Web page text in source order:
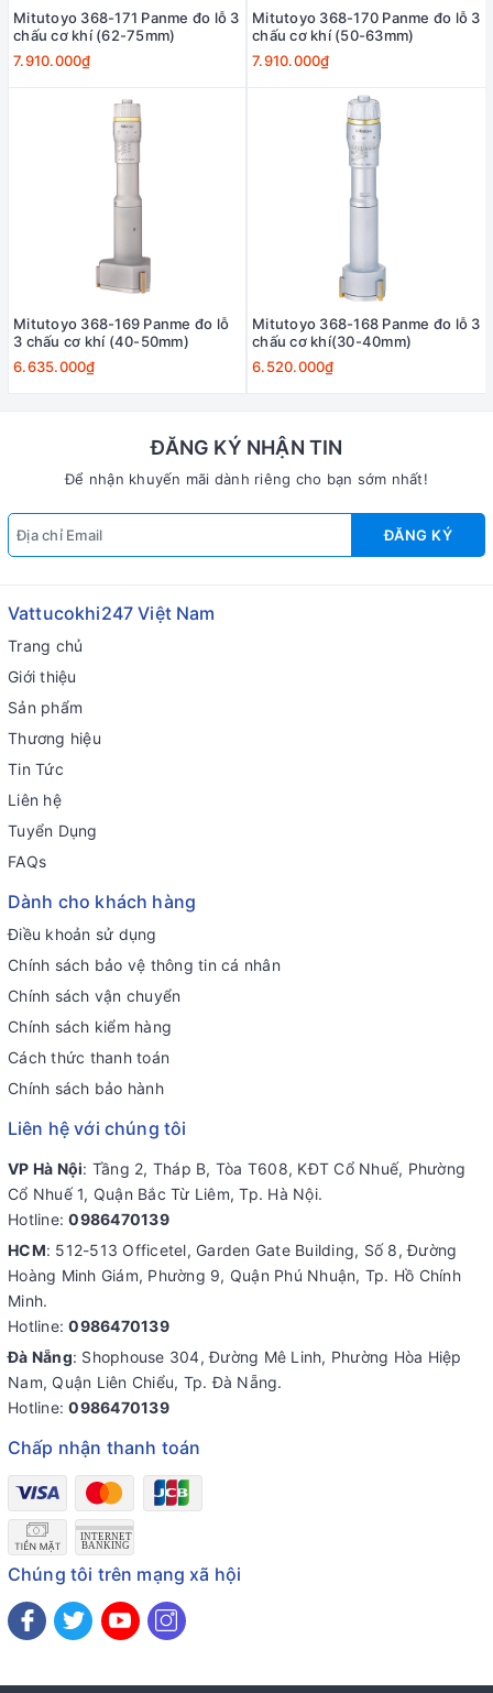
Mitutoyo 368-171 Panme đo lỗ 3
chấu cơ khí (62-75mm)
7.910.000₫
Mitutoyo 368-170 Panme đo lỗ 3
chấu cơ khí (50-63mm)
7.910.000₫
Mitutoyo 368-169 Panme đo lỗ
3 chấu cơ khí (40-50mm)
6.635.000₫
Mitutoyo 368-168 Panme đo lỗ 3
chấu cơ khí(30-40mm)
6.520.000₫
ĐĂNG KÝ NHẬN TIN
Để nhận khuyến mãi dành riêng cho bạn sớm nhất!
ĐĂNG KÝ
Vattucokhi247 Việt Nam
Trang chủ
Giới thiệu
Sản phẩm
Thương hiệu
Tin Tức
Liên hệ
Tuyển Dụng
FAQs
Dành cho khách hàng
Điều khoản sử dụng
Chính sách bảo vệ thông tin cá nhân
Chính sách vận chuyển
Chính sách kiểm hàng
Cách thức thanh toán
Chính sách bảo hành
Liên hệ với chúng tôi
VP Hà Nội: Tầng 2, Tháp B, Tòa T608, KĐT Cổ Nhuế, Phường
Cổ Nhuế 1, Quận Bắc Từ Liêm, Tp. Hà Nội.
Hotline:0986470139
HCM: 512-513 Officetel, Garden Gate Building, Số 8, Đường
Hoàng Minh Giám, Phường 9, Quận Phú Nhuận, Tp. Hồ Chính
Minh.
Hotline:0986470139
Đà Nẵng: Shophouse 304, Đường Mê Linh, Phường Hòa Hiệp
Nam, Quận Liên Chiểu, Tp. Đà Nẵng.
Hotline:0986470139
Chấp nhận thanh toán
Chúng tôi trên mạng xã hội